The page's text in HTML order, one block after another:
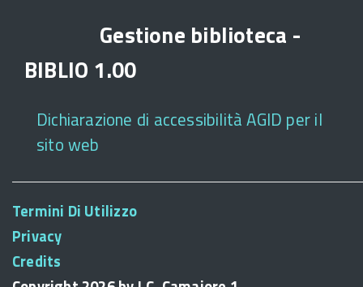
Gestione biblioteca -
BIBLIO 1.00
Dichiarazione di accessibilità AGID per il
sito web
Termini Di Utilizzo
Privacy
Credits